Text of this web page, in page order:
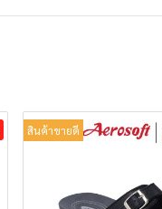
สินค้าขายดี